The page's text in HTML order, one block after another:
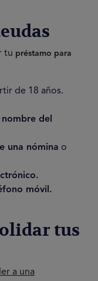
tu préstamo para
de 18 años.
del
una nómina o
móvil.
tus
a una